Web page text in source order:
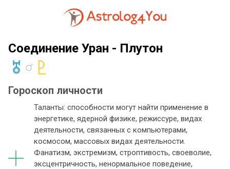
Соединение Уран - Плутон
Гороскоп личности
Таланты: способности могут найти применение в
энергетике, ядерной физике, режиссуре, видах
деятельности, связанных с компьютерами,
космосом, массовых видах деятельности.
Фанатизм, экстремизм, строптивость, своеволие,
эксцентричность, ненормальное поведение,